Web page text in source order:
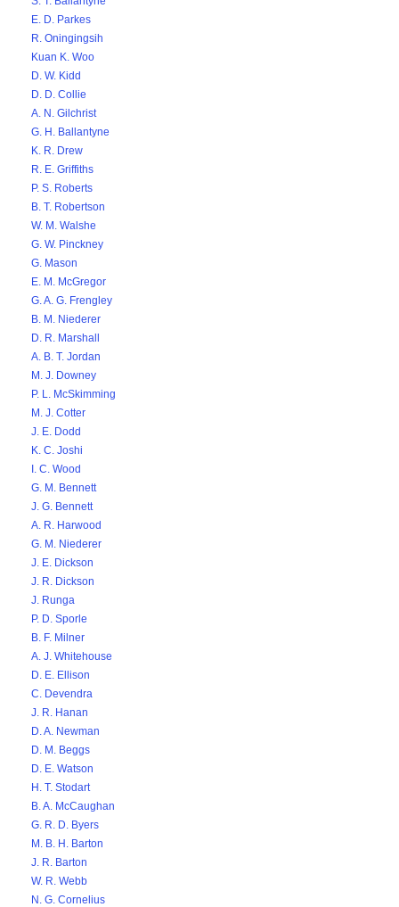
E. D. Parkes
R. Oningingsih
Kuan K. Woo
D. W. Kidd
D. D. Collie
A. N. Gilchrist
G. H. Ballantyne
K. R. Drew
R. E. Griffiths
P. S. Roberts
B. T. Robertson
W. M. Walshe
G. W. Pinckney
G. Mason
E. M. McGregor
G. A. G. Frengley
B. M. Niederer
D. R. Marshall
A. B. T. Jordan
M. J. Downey
P. L. McSkimming
M. J. Cotter
J. E. Dodd
K. C. Joshi
I. C. Wood
G. M. Bennett
J. G. Bennett
A. R. Harwood
G. M. Niederer
J. E. Dickson
J. R. Dickson
J. Runga
P. D. Sporle
B. F. Milner
A. J. Whitehouse
D. E. Ellison
C. Devendra
J. R. Hanan
D. A. Newman
D. M. Beggs
D. E. Watson
H. T. Stodart
B. A. McCaughan
G. R. D. Byers
M. B. H. Barton
J. R. Barton
W. R. Webb
N. G. Cornelius